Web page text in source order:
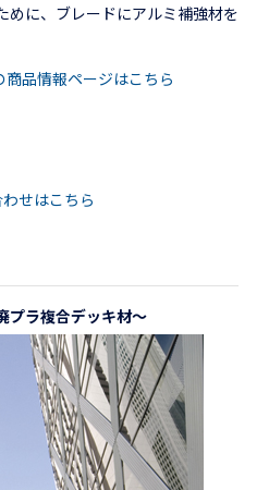
に、ブレードにアルミ補強材を
商品情報ページはこちら
せはこちら
プラ複合デッキ材～